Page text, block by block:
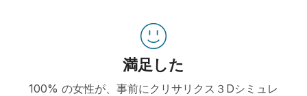
満足した
100% の女性が、事前にクリサリクス３Dシミュレ